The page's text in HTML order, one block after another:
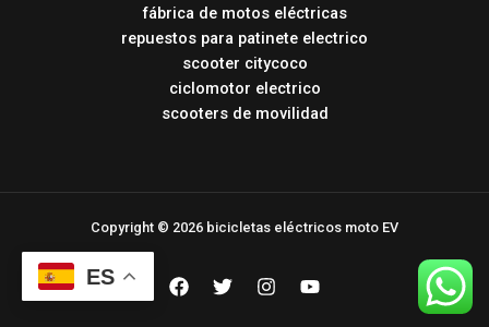
fábrica de motos eléctricas
repuestos para patinete electrico
scooter citycoco
ciclomotor electrico
scooters de movilidad
Copyright © 2026 bicicletas eléctricos moto EV
ES